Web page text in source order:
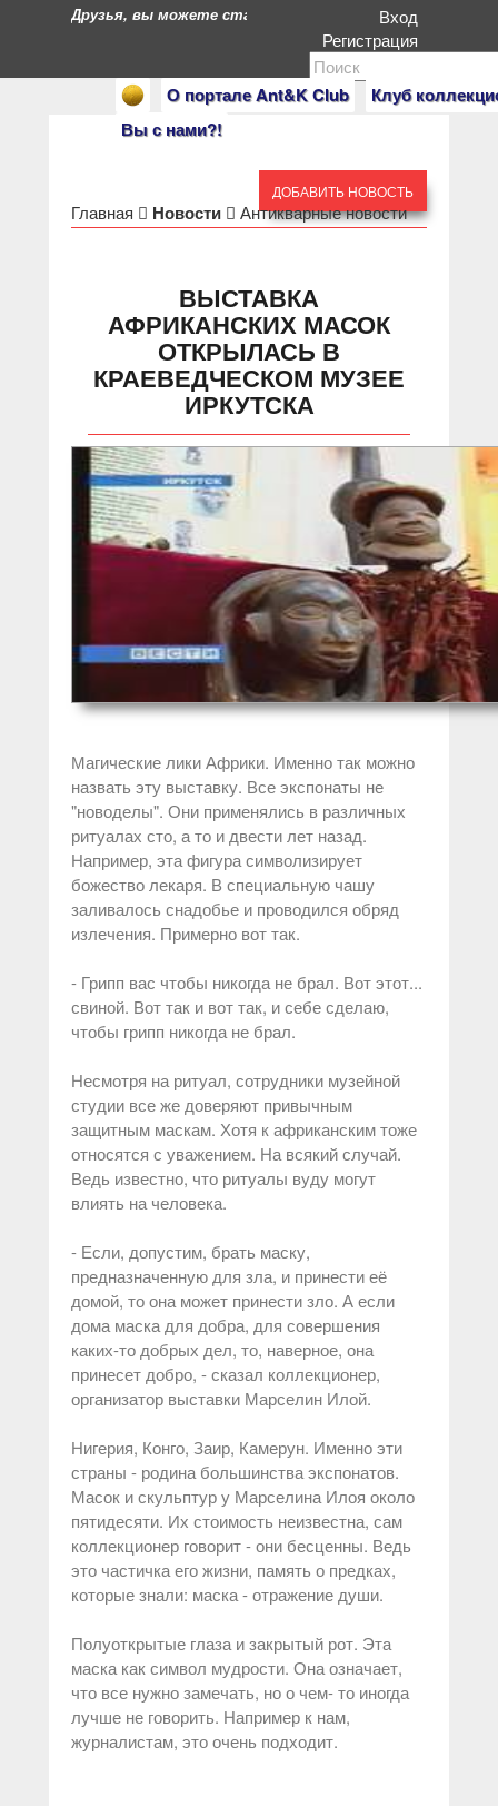
О портале Ant&K Club
Клуб
Вы с нами?!
Друзья, вы можете стать героями нашего портала.
Вход
Регистрация
ДОБАВИТЬ НОВОСТЬ
Главная Новости Антикварные новости
ВЫСТАВКА
АФРИКАНСКИХ МАСОК
ОТКРЫЛАСЬ В
КРАЕВЕДЧЕСКОМ МУЗЕЕ
ИРКУТСКА
Магические лики Африки. Именно так можно
назвать эту выставку. Все экспонаты не
"новоделы". Они применялись в различных
ритуалах сто, а то и двести лет назад.
Например, эта фигура символизирует
божество лекаря. В специальную чашу
заливалось снадобье и проводился обряд
излечения. Примерно вот так.
- Грипп вас чтобы никогда не брал. Вот этот...
свиной. Вот так и вот так, и себе сделаю,
чтобы грипп никогда не брал.
Несмотря на ритуал, сотрудники музейной
студии все же доверяют привычным
защитным маскам. Хотя к африканским тоже
относятся с уважением. На всякий случай.
Ведь известно, что ритуалы вуду могут
влиять на человека.
- Если, допустим, брать маску,
предназначенную для зла, и принести её
домой, то она может принести зло. А если
дома маска для добра, для совершения
каких-то добрых дел, то, наверное, она
принесет добро, - сказал коллекционер,
организатор выставки Марселин Илой.
Нигерия, Конго, Заир, Камерун. Именно эти
страны - родина большинства экспонатов.
Масок и скульптур у Марселина Илоя около
пятидесяти. Их стоимость неизвестна, сам
коллекционер говорит - они бесценны. Ведь
это частичка его жизни, память о предках,
которые знали: маска - отражение души.
Полуоткрытые глаза и закрытый рот. Эта
маска как символ мудрости. Она означает,
что все нужно замечать, но о чем- то иногда
лучше не говорить. Например к нам,
журналистам, это очень подходит.